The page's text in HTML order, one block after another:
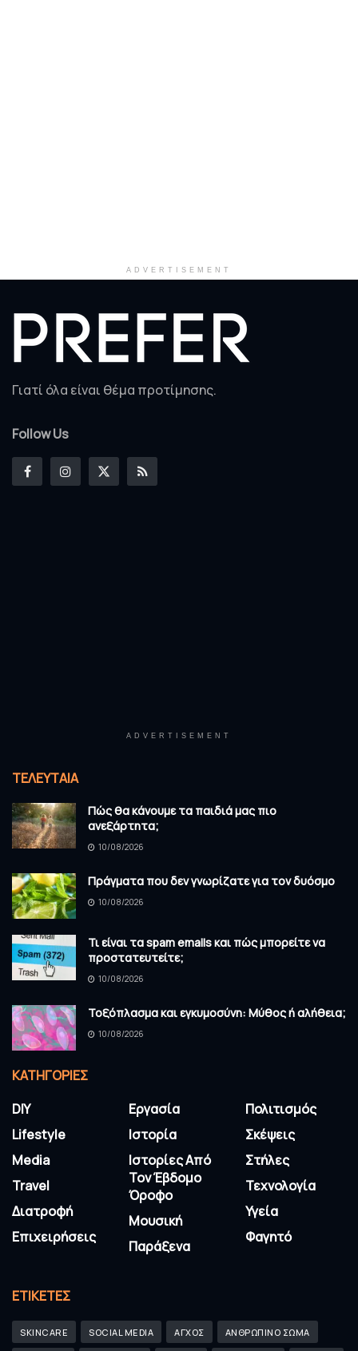
ADVERTISEMENT
Γιατί όλα είναι θέμα προτίμησης.
Follow Us
ADVERTISEMENT
ΤΕΛΕΥΤΑΊΑ
Πώς θα κάνουμε τα παιδιά μας πιο
ανεξάρτητα;
10/08/2026
Πράγματα που δεν γνωρίζατε για τον δυόσμο
10/08/2026
Τι είναι τα spam emails και πώς μπορείτε να
προστατευτείτε;
10/08/2026
Τοξόπλασμα και εγκυμοσύνη: Μύθος ή αλήθεια;
10/08/2026
KΑΤΗΓΟΡΊΕΣ
DIY
Lifestyle
Media
Travel
Διατροφή
Επιχειρήσεις
Εργασία
Ιστορία
Ιστορίες Από
Τον Έβδομο
Όροφο
Μουσική
Παράξενα
Πολιτισμός
Σκέψεις
Στήλες
Τεχνολογία
Υγεία
Φαγητό
ΕΤΙΚΈΤΕΣ
SKINCARE SOCIAL MEDIA ΑΓΧΟΣ ΑΝΘΡΩΠΙΝΟ ΣΩΜΑ